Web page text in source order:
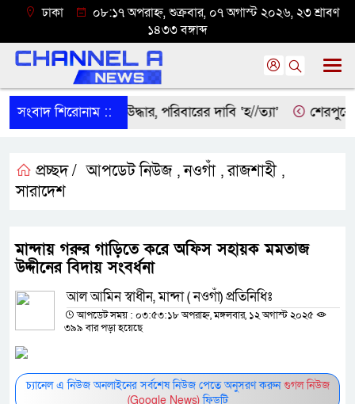
ঢাকা
০৮:১৭ অপরাহ্ন, শুক্রবার, ০৭ অগাস্ট ২০২৬, ২৩ শ্রাবণ
১৪৩৩ বঙ্গাব্দ
সংবাদ শিরোনাম ::
বৃদ্ধের ম’রদে’হ উদ্ধার, পরিবারের দাবি ‘হ//ত্যা’ শেরপুরের
প্রচ্ছদ / আপডেট নিউজ ,নওগাঁ ,রাজশাহী ,
সারাদেশ
মান্দায় গরুর গাড়িতে করে অফিস সহায়ক মমতাজ
উদ্দীনের বিদায় সংবর্ধনা
আল আমিন স্বাধীন, মান্দা ( নওগাঁ) প্রতিনিধিঃ
আপডেট সময় : ০৩:৫৩:১৮ অপরাহ্ন, মঙ্গলবার, ১২ অগাস্ট ২০২৫
৩৯৯ বার পড়া হয়েছে
চ্যানেল এ নিউজ অনলাইনের সর্বশেষ নিউজ পেতে অনুসরণ করুনগুগল নিউজ
(Google News)ফিডটি